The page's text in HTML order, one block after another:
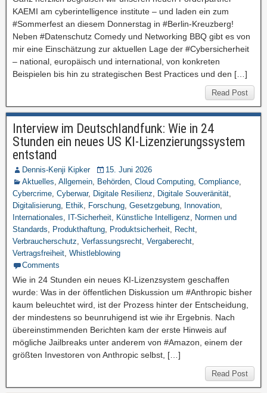
KAEMI am cyberintelligence institute – und laden ein zum
#Sommerfest an diesem Donnerstag in #Berlin-Kreuzberg!
Neben #Datenschutz Comedy und Networking BBQ gibt es von
mir eine Einschätzung zur aktuellen Lage der #Cybersicherheit
– national, europäisch und international, von konkreten
Beispielen bis hin zu strategischen Best Practices und den […]
Read Post
Interview im Deutschlandfunk: Wie in 24
Stunden ein neues US KI-Lizenzierungssystem
entstand
Dennis-Kenji Kipker
15. Juni 2026
Aktuelles, Allgemein, Behörden, Cloud Computing, Compliance,
Cybercrime, Cyberwar, Digitale Resilienz, Digitale Souveränität,
Digitalisierung, Ethik, Forschung, Gesetzgebung, Innovation,
Internationales, IT-Sicherheit, Künstliche Intelligenz, Normen und
Standards, Produkthaftung, Produktsicherheit, Recht,
Verbraucherschutz, Verfassungsrecht, Vergaberecht,
Vertragsfreiheit, Whistleblowing
Comments
Wie in 24 Stunden ein neues KI-Lizenzsystem geschaffen
wurde: Was in der öffentlichen Diskussion um #Anthropic bisher
kaum beleuchtet wird, ist der Prozess hinter der Entscheidung,
der mindestens so beunruhigend ist wie ihr Ergebnis. Nach
übereinstimmenden Berichten kam der erste Hinweis auf
mögliche Jailbreaks unter anderem von #Amazon, einem der
größten Investoren von Anthropic selbst, […]
Read Post